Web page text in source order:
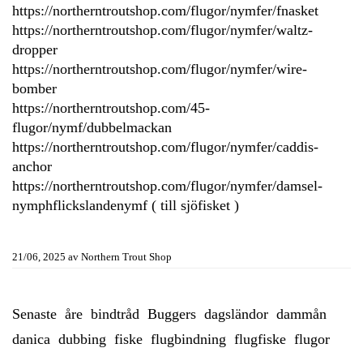
https://northerntroutshop.com/flugor/nymfer/fnasket
https://northerntroutshop.com/flugor/nymfer/waltz-
dropper
https://northerntroutshop.com/flugor/nymfer/wire-
bomber
https://northerntroutshop.com/45-
flugor/nymf/dubbelmackan
https://northerntroutshop.com/flugor/nymfer/caddis-
anchor
https://northerntroutshop.com/flugor/nymfer/damsel-
nymphflickslandenymf ( till sjöfisket )
21/06, 2025 av Northern Trout Shop
Senaste åre bindtråd Buggers dagsländor dammån
danica dubbing fiske flugbindning flugfiske flugor